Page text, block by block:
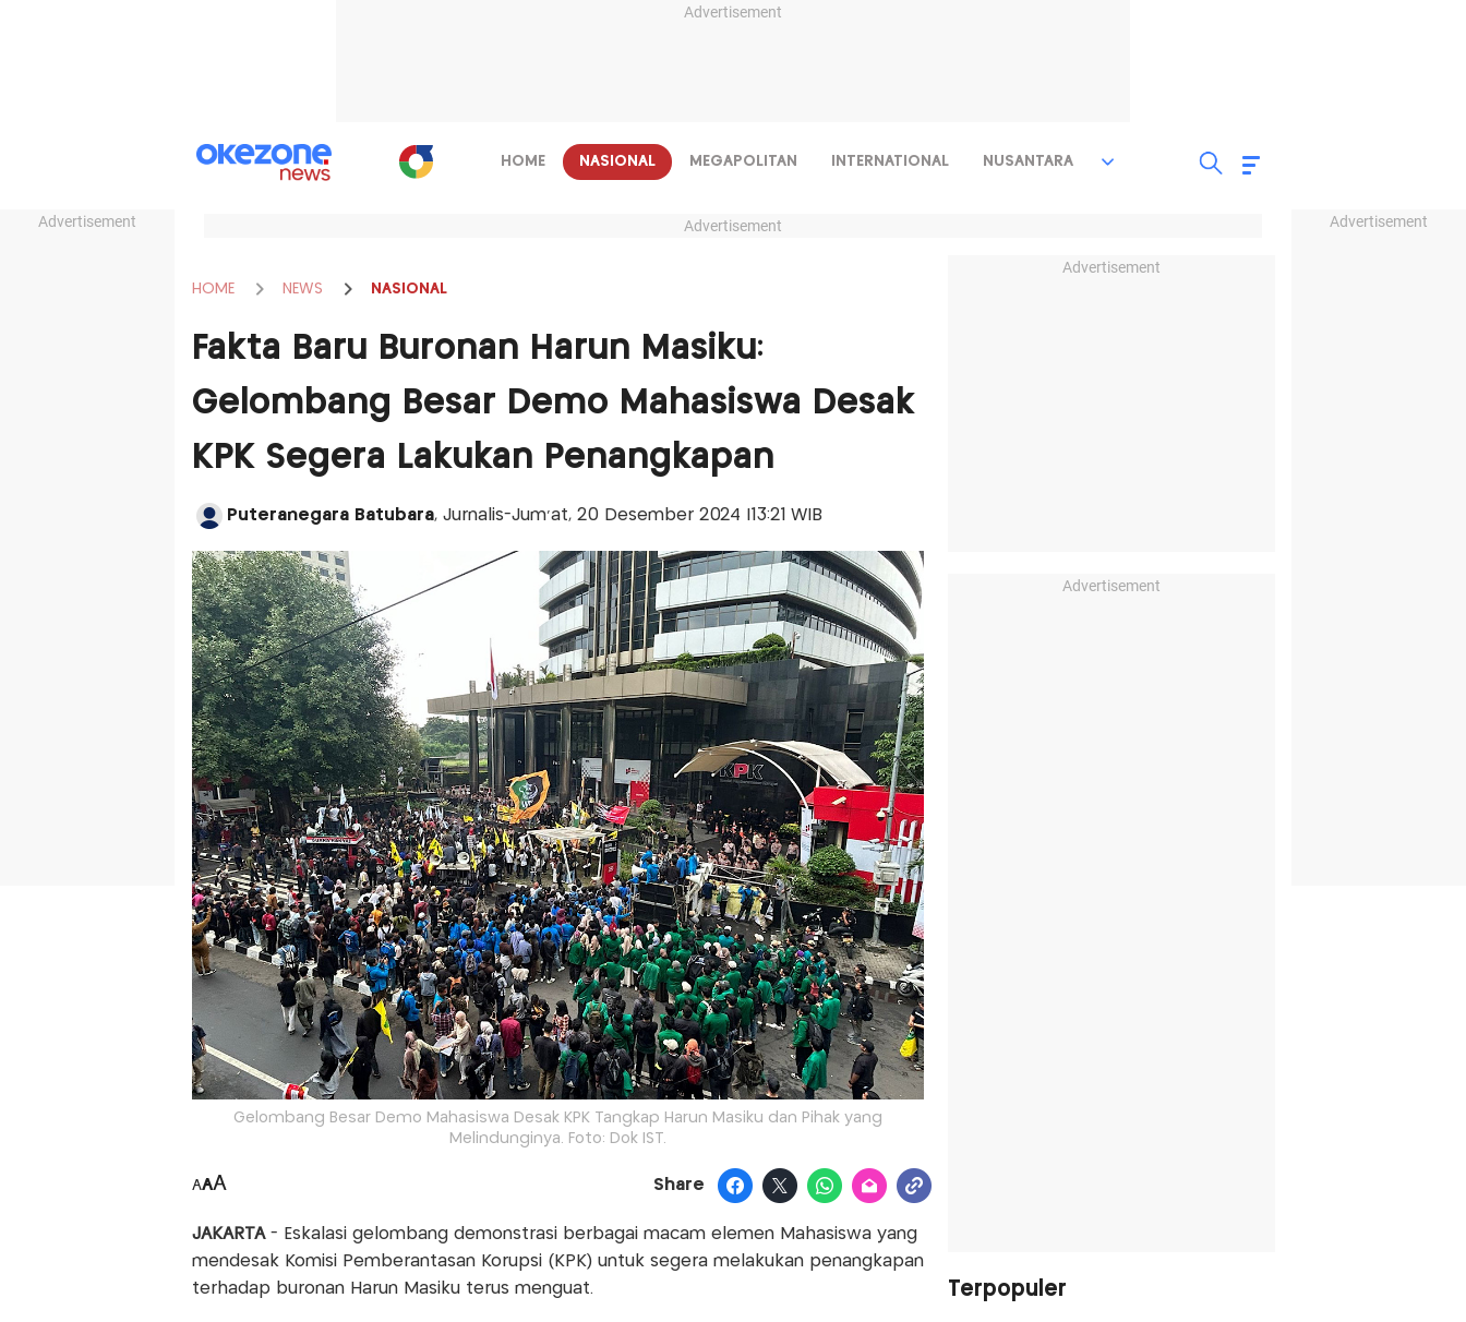
Advertisement
Advertisement Advertisement
HOME NASIONAL MEGAPOLITAN INTERNATIONAL NUSANTARA
Advertisement
HOME NEWS NASIONAL
Fakta Baru Buronan Harun Masiku:
Gelombang Besar Demo Mahasiswa Desak
KPK Segera Lakukan Penangkapan
Puteranegara Batubara, Jurnalis-Jum'at, 20 Desember 2024 |13:21 WIB
Gelombang Besar Demo Mahasiswa Desak KPK Tangkap Harun Masiku dan Pihak yang
Melindunginya. Foto: Dok IST.
AAA Share
JAKARTA- Eskalasi gelombang demonstrasi berbagai macam elemen Mahasiswa yang
mendesak Komisi Pemberantasan Korupsi (KPK) untuk segera melakukan penangkapan
terhadap buronan Harun Masiku terus menguat.
Advertisement
Advertisement
Terpopuler